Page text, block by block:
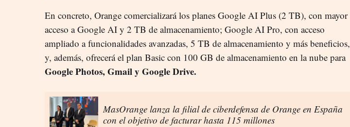
En concreto, Orange comercializará los planes Google AI Plus (2 TB), con mayor
acceso a Google AI y 2 TB de almacenamiento; Google AI Pro, con acceso
ampliado a funcionalidades avanzadas, 5 TB de almacenamiento y más beneficios,
y, además, ofrecerá el plan Basic con 100 GB de almacenamiento en la nube para
Google Photos, Gmail y Google Drive.
MasOrange lanza la filial de ciberdefensa de Orange en España
con el objetivo de facturar hasta 115 millones